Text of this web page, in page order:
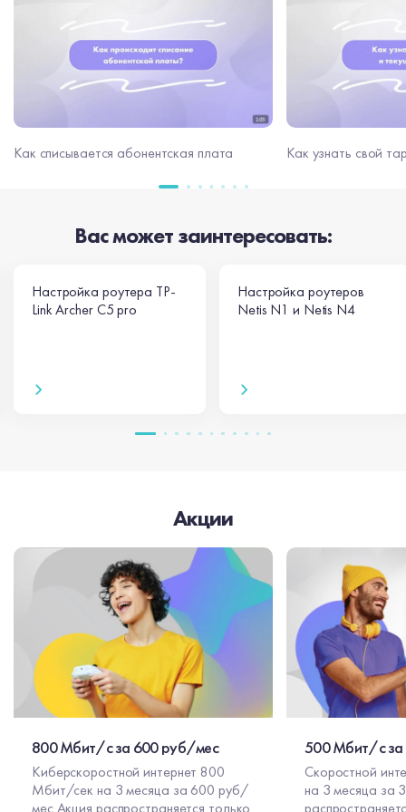
Как списывается абонентская плата Как узнать свой
Вас может заинтересовать:
Настройка роутера TP-
Link Archer C5 pro
Настройка роутеров
Netis N1 и Netis N4
Акции
800 Мбит/с за 600 руб/мес
Киберскоростной интернет 800
Мбит/сек на 3 месяца за 600 руб/
500 Мбит/с
Скоростной
на 3 месяца за